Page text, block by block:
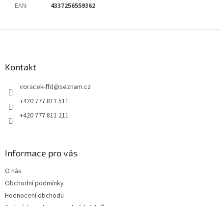
EAN: 4337256559362
Kontakt
voracek-ffd@seznam.cz
+420 777 811 511
+420 777 811 211
Informace pro vás
O nás
Obchodní podmínky
Hodnocení obchodu